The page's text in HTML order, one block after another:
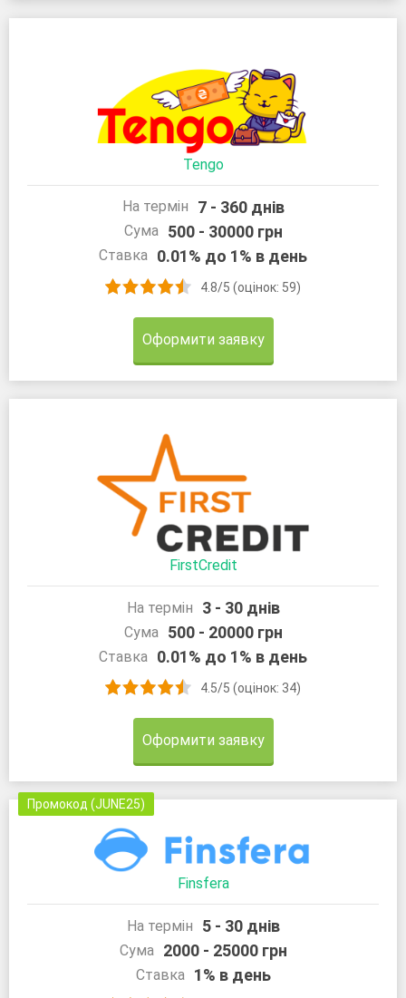
Tengo
На термін 7 - 360 днів
Сума 500 - 30000 грн
Ставка 0.01% до 1% в день
4.8/5 (оцінок: 59)
Оформити заявку
FirstCredit
На термін 3 - 30 днів
Сума 500 - 20000 грн
Ставка 0.01% до 1% в день
4.5/5 (оцінок: 34)
Оформити заявку
Промокод (JUNE25)
Finsfera
На термін 5 - 30 днів
Сума 2000 - 25000 грн
Ставка 1% в день